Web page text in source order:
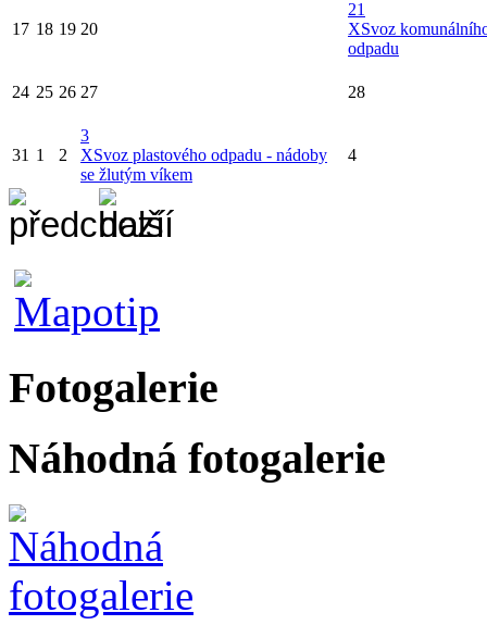
17 18 19 20
21
XSvoz
odpadu
24 25 26 27 28
31 1 2
3
XSvoz plastového odpadu - nádoby
se žlutým víkem
4
Fotogalerie
Náhodná fotogalerie